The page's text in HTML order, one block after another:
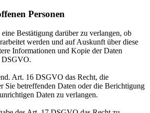
Personen
eine Bestätigung darüber zu verlangen, ob
werden und auf Auskunft über diese
Informationen und Kopie der Daten
DSGVO.
Art. 16 DSGVO das Recht, die
Sie betreffenden Daten oder die Berichtigung
Daten zu verlangen.